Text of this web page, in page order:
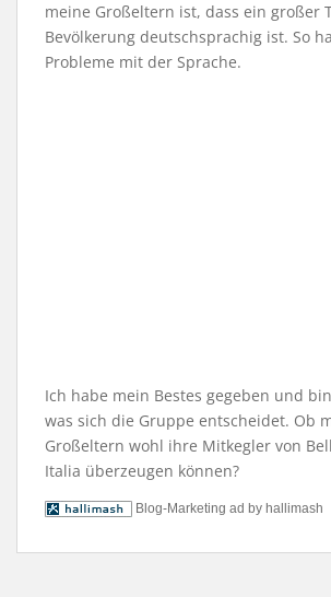
meine Großeltern ist, dass ein großer
Bevölkerung deutschsprachig ist. So
Probleme mit der Sprache.
Ich habe mein Bestes gegeben und
was sich die Gruppe entscheidet. Ob
Großeltern wohl ihre Mitkegler von
Italia überzeugen können?
Blog-Marketing ad by hallimash